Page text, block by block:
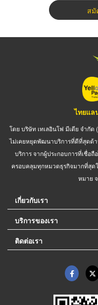
สมั
ไทยแล
โดย บริษัท เทเลอินโฟ มีเดีย จำกัด
ไม่เคยหยุดพัฒนาบริการที่ดีที่สุดด้
บริการ จากผู้ประกอบการที่เชื่อ
ครอบคลุมทุกหมวดธุรกิจมากที่สุด
หมาย
เกี่ยวกับเรา
บริการของเรา
ติดต่อเรา